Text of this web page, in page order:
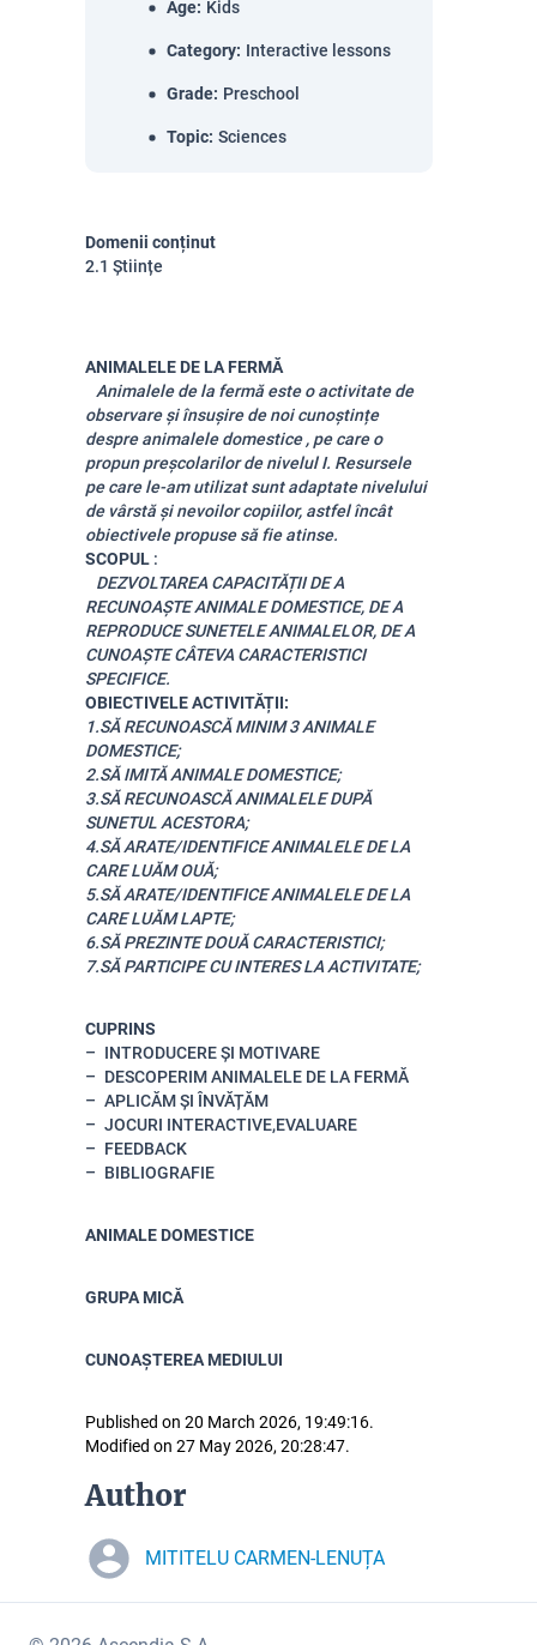
Age: Kids
Category: Interactive lessons
Grade: Preschool
Topic: Sciences
Domenii conținut
2.1 Științe
ANIMALELE DE LA FERMĂ
Animalele de la fermă este o activitate de
observare și însușire de noi cunoștințe
despre animalele domestice , pe care o
propun preșcolarilor de nivelul I. Resursele
pe care le-am utilizat sunt adaptate nivelului
de vârstă și nevoilor copiilor, astfel încât
obiectivele propuse să fie atinse.
SCOPUL :
DEZVOLTAREA CAPACITĂȚII DE A
RECUNOAȘTE ANIMALE DOMESTICE, DE A
REPRODUCE SUNETELE ANIMALELOR, DE A
CUNOAȘTE CÂTEVA CARACTERISTICI
SPECIFICE.
OBIECTIVELE ACTIVITĂȚII:
1.SĂ RECUNOASCĂ MINIM 3 ANIMALE
DOMESTICE;
2.SĂ IMITĂ ANIMALE DOMESTICE;
3.SĂ RECUNOASCĂ ANIMALELE DUPĂ
SUNETUL ACESTORA;
4.SĂ ARATE/IDENTIFICE ANIMALELE DE LA
CARE LUĂM OUĂ;
5.SĂ ARATE/IDENTIFICE ANIMALELE DE LA
CARE LUĂM LAPTE;
6.SĂ PREZINTE DOUĂ CARACTERISTICI;
7.SĂ PARTICIPE CU INTERES LA ACTIVITATE;
CUPRINS
INTRODUCERE ȘI MOTIVARE
DESCOPERIM ANIMALELE DE LA FERMĂ
APLICĂM ȘI ÎNVĂȚĂM
JOCURI INTERACTIVE,EVALUARE
FEEDBACK
BIBLIOGRAFIE
ANIMALE DOMESTICE
GRUPA MICĂ
CUNOAȘTEREA MEDIULUI
Published on 20 March 2026, 19:49:16.
Modified on 27 May 2026, 20:28:47.
Author
MITITELU CARMEN-LENUȚA